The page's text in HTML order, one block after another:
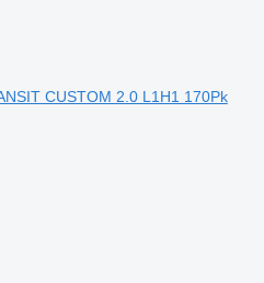
CUSTOM 2.0 L1H1 170Pk